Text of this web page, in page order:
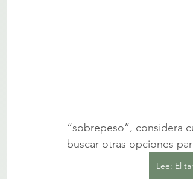
“sobrepeso”, considera
buscar otras opciones
Lee: El